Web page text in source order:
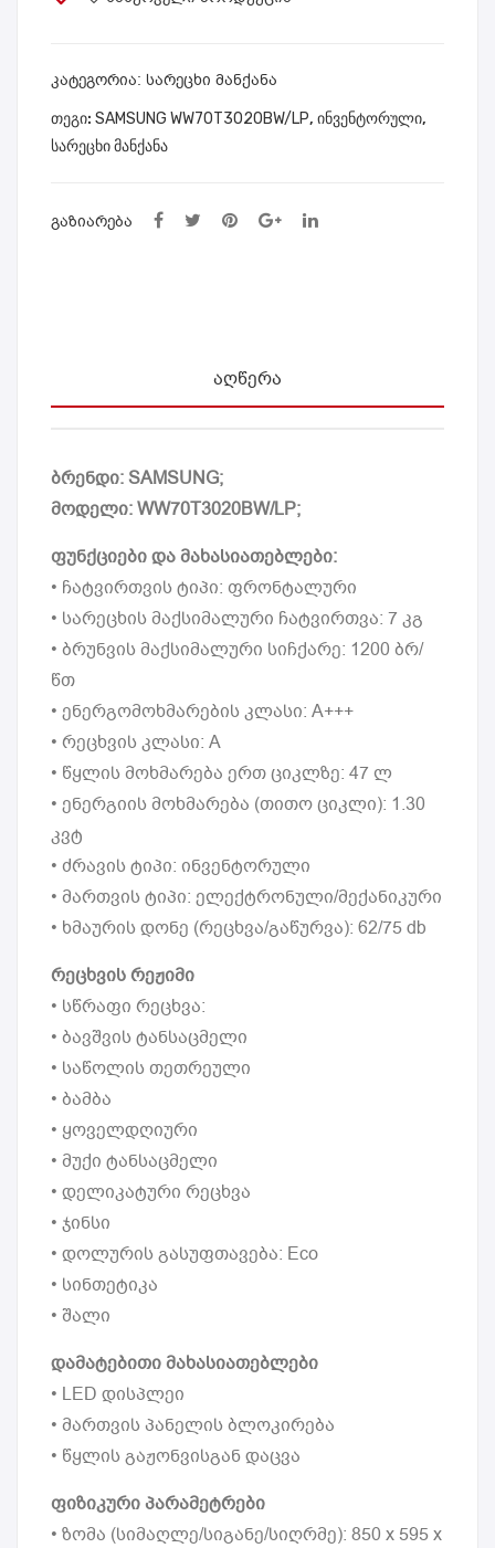
0BS EV
ᲙᲐᲢᲔᲒᲝᲠᲘᲐ: სარეცხი მანქანა
ᲗᲔᲒᲘ: SAMSUNG WW70T3020BW/LP, ინვენტორული,
სარეცხი მანქანა
ᲒᲐᲖᲘᲐᲠᲔᲑᲐ
ᲐᲦᲬᲔᲠᲐ
ბრენდი: SAMSUNG;
მოდელი: WW70T3020BW/LP;
ფუნქციები და მახასიათებლები:
• ჩატვირთვის ტიპი: ფრონტალური
• სარეცხის მაქსიმალური ჩატვირთვა: 7 კგ
• ბრუნვის მაქსიმალური სიჩქარე: 1200 ბრ/
წთ
• ენერგომოხმარების კლასი: A+++
• რეცხვის კლასი: A
• წყლის მოხმარება ერთ ციკლზე: 47 ლ
• ენერგიის მოხმარება (თითო ციკლი): 1.30
კვტ
• ძრავის ტიპი: ინვენტორული
• მართვის ტიპი: ელექტრონული/მექანიკური
• ხმაურის დონე (რეცხვა/გაწურვა): 62/75 db
რეცხვის რეჟიმი
• სწრაფი რეცხვა:
• ბავშვის ტანსაცმელი
• საწოლის თეთრეული
• ბამბა
• ყოველდღიური
• მუქი ტანსაცმელი
• დელიკატური რეცხვა
• ჯინსი
• დოლურის გასუფთავება: Eco
• სინთეტიკა
• შალი
დამატებითი მახასიათებლები
• LED დისპლეი
• მართვის პანელის ბლოკირება
• წყლის გაჟონვისგან დაცვა
ფიზიკური პარამეტრები
• ზომა (სიმაღლე/სიგანე/სიღრმე): 850 x 595 x